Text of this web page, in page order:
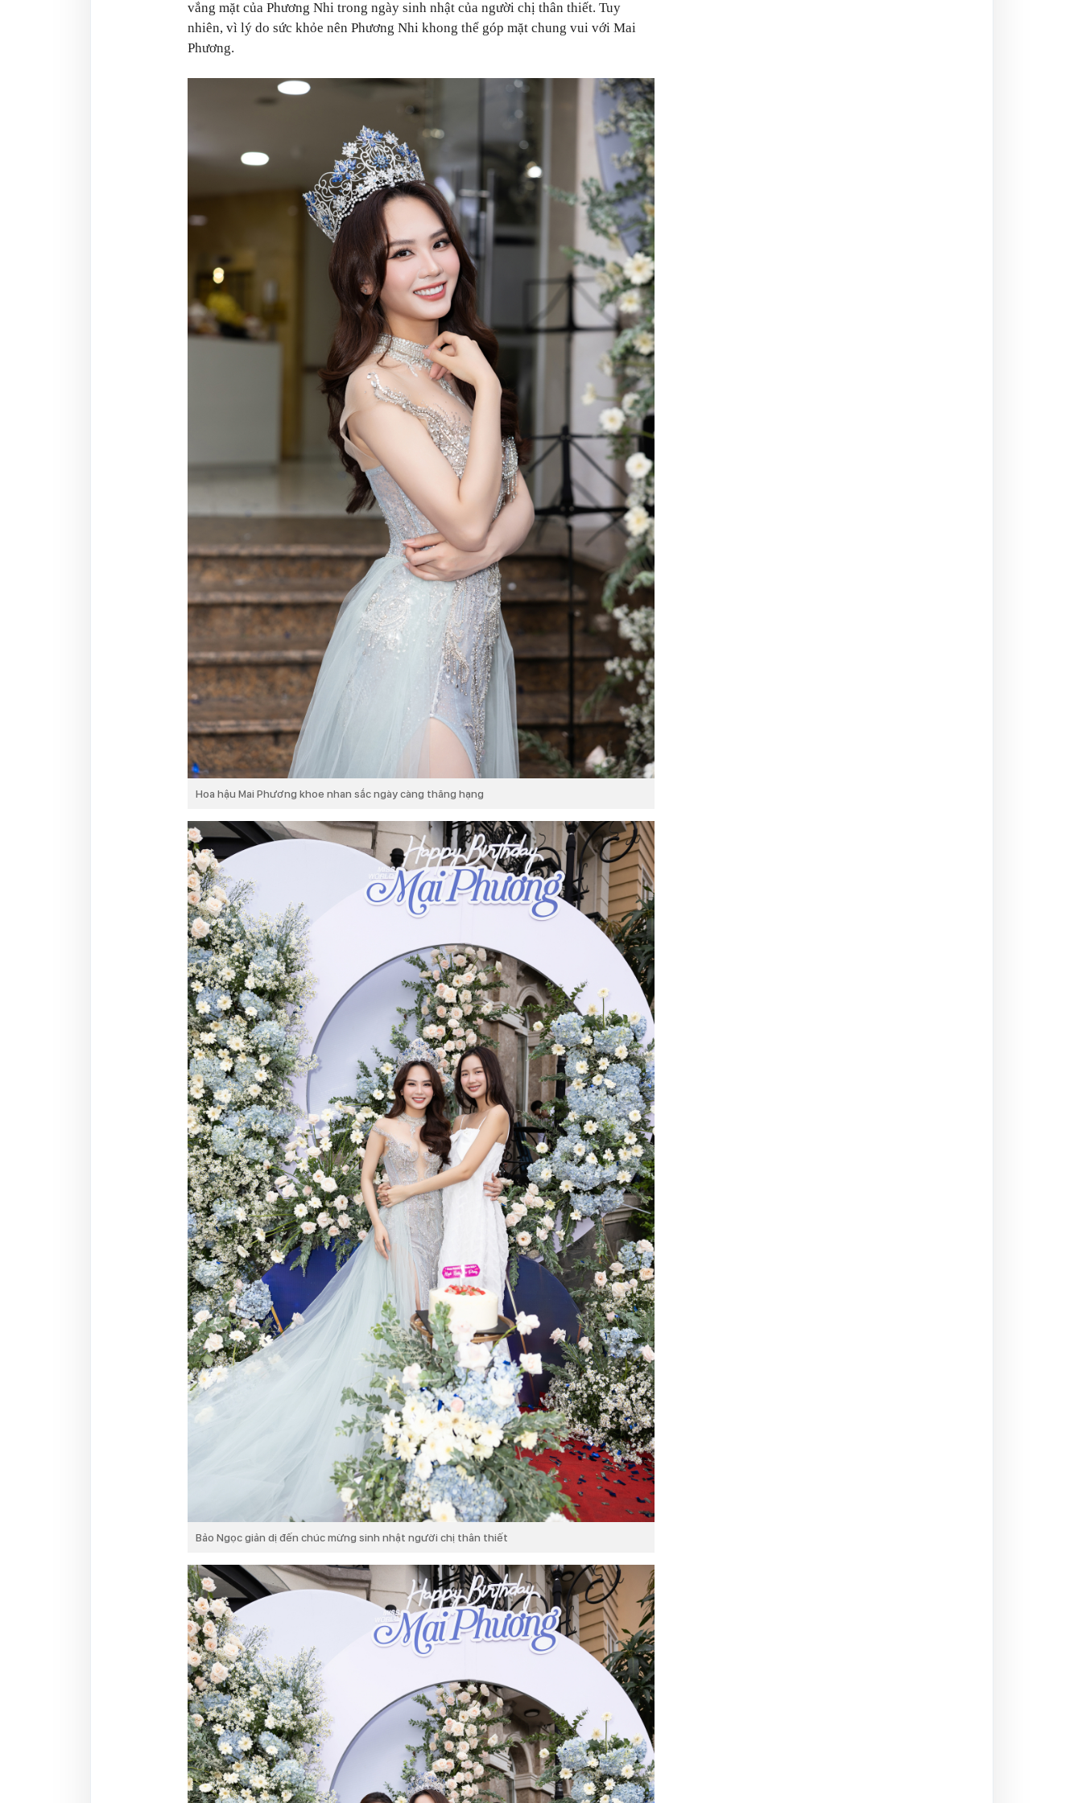
vắng mặt của Phương Nhi trong ngày sinh nhật của người chị thân thiết. Tuy
nhiên, vì lý do sức khỏe nên Phương Nhi khong thể góp mặt chung vui với Mai
Phương.
Hoa hậu Mai Phương khoe nhan sắc ngày càng thăng hạng
Bảo Ngọc giản dị đến chúc mừng sinh nhật người chị thân thiết